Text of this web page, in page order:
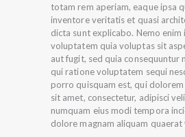
totam rem aperiam, eaque ipsa
inventore veritatis et quasi
dicta sunt explicabo. Nemo enim
voluptatem quia voluptas sit
aut fugit, sed quia consequuntur
qui ratione voluptatem sequi
porro quisquam est, qui
sit amet, consectetur, adipisci
numquam eius modi tempora
dolore magnam aliquam